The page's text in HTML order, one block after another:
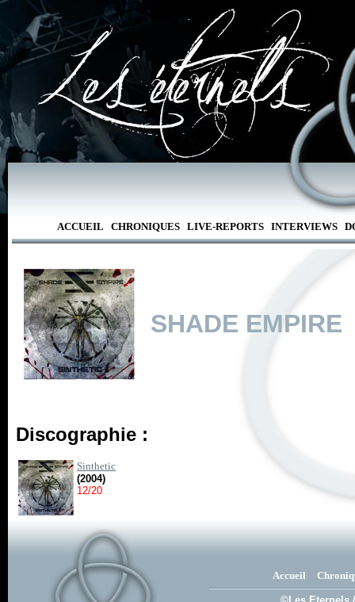
ACCUEIL CHRONIQUES LIVE-REPORTS INTERVIEWS
SHADE EMPIRE
Discographie :
Sinthetic
(2004)
12/20
Accueil